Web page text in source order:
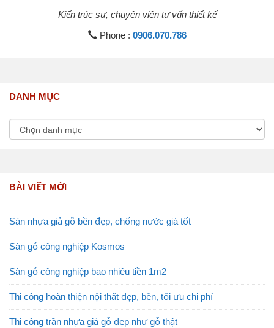
Kiến trúc sư, chuyên viên tư vấn thiết kế
Phone : 0906.070.786
DANH MỤC
BÀI VIẾT MỚI
Sàn nhựa giả gỗ bền đẹp, chống nước giá tốt
Sàn gỗ công nghiệp Kosmos
Sàn gỗ công nghiệp bao nhiêu tiền 1m2
Thi công hoàn thiện nội thất đẹp, bền, tối ưu chi phí
Thi công trần nhựa giả gỗ đẹp như gỗ thật